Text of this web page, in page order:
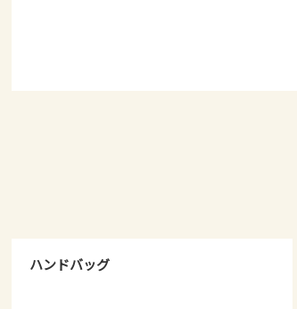
ハンドバッグ